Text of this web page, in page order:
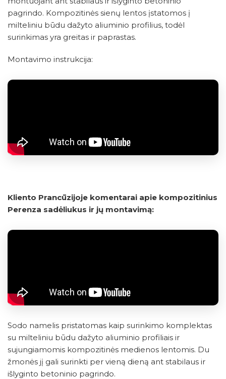
pagrindo. Kompozitinės sienų lentos įstatomos į
milteliniu būdu dažyto aliuminio profilius, todėl
surinkimas yra greitas ir paprastas.
Montavimo instrukcija:
Kliento Prancūzijoje komentarai apie kompozitinius
Perenza sadėliukus ir jų montavimą:
Sodo namelis pristatomas kaip surinkimo komplektas
su milteliniu būdu dažyto aliuminio profiliais ir
sujungiamomis kompozitinės medienos lentomis. Du
žmonės jį gali surinkti per vieną dieną ant stabilaus ir
išlyginto betoninio pagrindo.